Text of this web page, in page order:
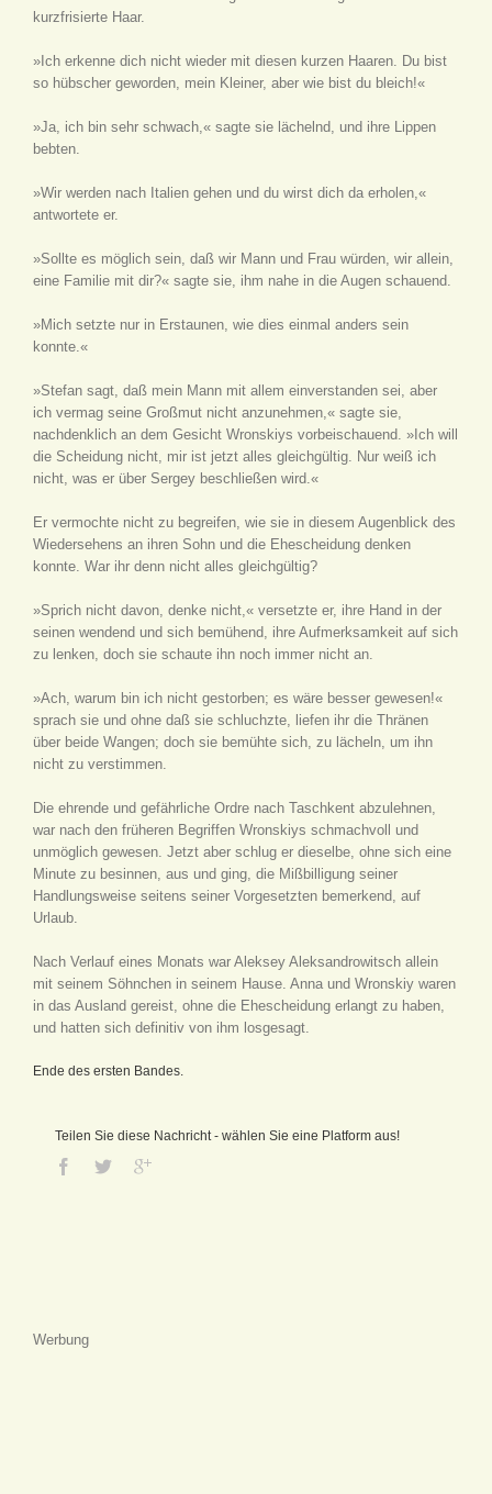
kurzfrisierte Haar.
»Ich erkenne dich nicht wieder mit diesen kurzen Haaren. Du bist
so hübscher geworden, mein Kleiner, aber wie bist du bleich!«
»Ja, ich bin sehr schwach,« sagte sie lächelnd, und ihre Lippen
bebten.
»Wir werden nach Italien gehen und du wirst dich da erholen,«
antwortete er.
»Sollte es möglich sein, daß wir Mann und Frau würden, wir allein,
eine Familie mit dir?« sagte sie, ihm nahe in die Augen schauend.
»Mich setzte nur in Erstaunen, wie dies einmal anders sein
konnte.«
»Stefan sagt, daß mein Mann mit allem einverstanden sei, aber
ich vermag seine Großmut nicht anzunehmen,« sagte sie,
nachdenklich an dem Gesicht Wronskiys vorbeischauend. »Ich will
die Scheidung nicht, mir ist jetzt alles gleichgültig. Nur weiß ich
nicht, was er über Sergey beschließen wird.«
Er vermochte nicht zu begreifen, wie sie in diesem Augenblick des
Wiedersehens an ihren Sohn und die Ehescheidung denken
konnte. War ihr denn nicht alles gleichgültig?
»Sprich nicht davon, denke nicht,« versetzte er, ihre Hand in der
seinen wendend und sich bemühend, ihre Aufmerksamkeit auf sich
zu lenken, doch sie schaute ihn noch immer nicht an.
»Ach, warum bin ich nicht gestorben; es wäre besser gewesen!«
sprach sie und ohne daß sie schluchzte, liefen ihr die Thränen
über beide Wangen; doch sie bemühte sich, zu lächeln, um ihn
nicht zu verstimmen.
Die ehrende und gefährliche Ordre nach Taschkent abzulehnen,
war nach den früheren Begriffen Wronskiys schmachvoll und
unmöglich gewesen. Jetzt aber schlug er dieselbe, ohne sich eine
Minute zu besinnen, aus und ging, die Mißbilligung seiner
Handlungsweise seitens seiner Vorgesetzten bemerkend, auf
Urlaub.
Nach Verlauf eines Monats war Aleksey Aleksandrowitsch allein
mit seinem Söhnchen in seinem Hause. Anna und Wronskiy waren
in das Ausland gereist, ohne die Ehescheidung erlangt zu haben,
und hatten sich definitiv von ihm losgesagt.
Ende des ersten Bandes.
Teilen Sie diese Nachricht - wählen Sie eine Platform aus!
Werbung